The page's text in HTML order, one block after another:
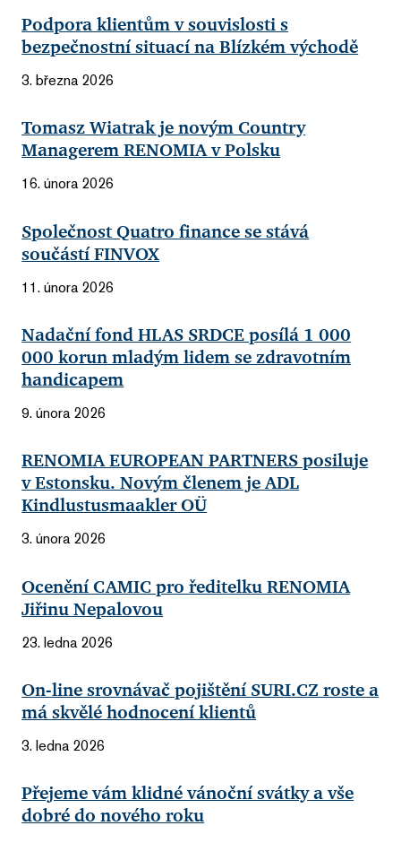
Podpora klientům v souvislosti s
bezpečnostní situací na Blízkém východě
3. března 2026
Tomasz Wiatrak je novým Country
Managerem RENOMIA v Polsku
16. února 2026
Společnost Quatro finance se stává
součástí FINVOX
11. února 2026
Nadační fond HLAS SRDCE posílá 1 000
000 korun mladým lidem se zdravotním
handicapem
9. února 2026
RENOMIA EUROPEAN PARTNERS posiluje
v Estonsku. Novým členem je ADL
Kindlustusmaakler OÜ
3. února 2026
Ocenění CAMIC pro ředitelku RENOMIA
Jiřinu Nepalovou
23. ledna 2026
On-line srovnávač pojištění SURI.CZ roste a
má skvělé hodnocení klientů
3. ledna 2026
Přejeme vám klidné vánoční svátky a vše
dobré do nového roku